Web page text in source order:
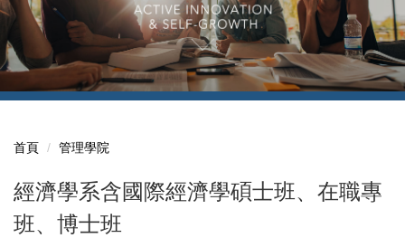
首頁 管理學院
經濟學系含國際經濟學碩士班、在職專
班、博士班